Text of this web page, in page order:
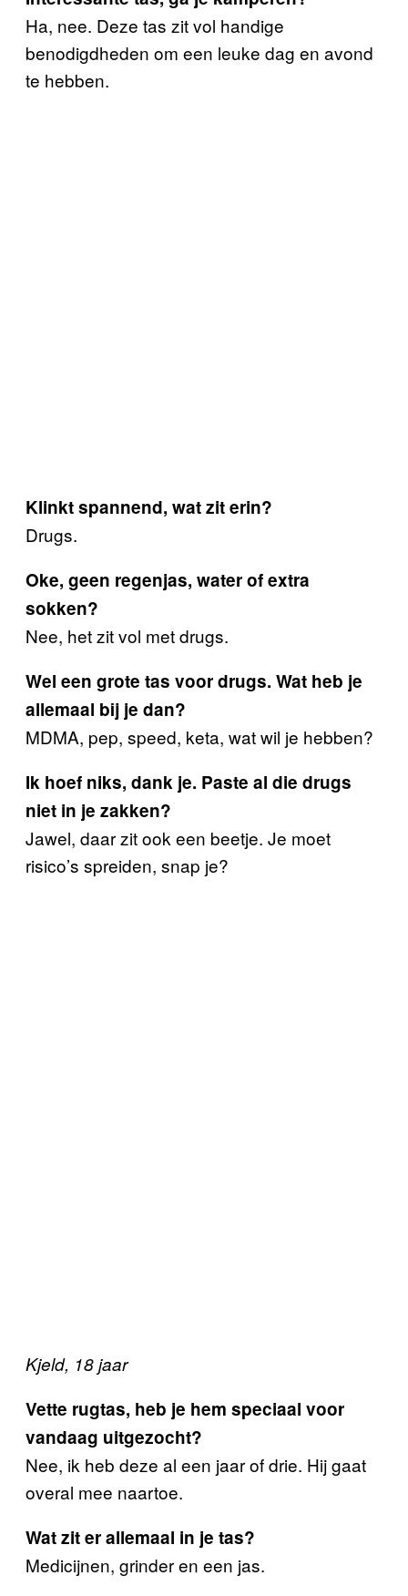
Ha, nee. Deze tas zit vol handige
benodigdheden om een leuke dag en avond
te hebben.
Klinkt spannend, wat zit erin?
Drugs.
Oke, geen regenjas, water of extra
sokken?
Nee, het zit vol met drugs.
Wel een grote tas voor drugs. Wat heb je
allemaal bij je dan?
MDMA, pep, speed, keta, wat wil je hebben?
Ik hoef niks, dank je. Paste al die drugs
niet in je zakken?
Jawel, daar zit ook een beetje. Je moet
risico’s spreiden, snap je?
Kjeld, 18 jaar
Vette rugtas, heb je hem speciaal voor
vandaag uitgezocht?
Nee, ik heb deze al een jaar of drie. Hij gaat
overal mee naartoe.
Wat zit er allemaal in je tas?
Medicijnen, grinder en een jas.